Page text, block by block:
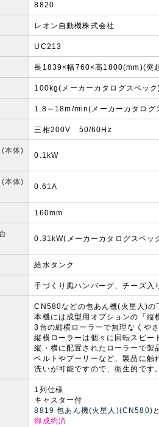
8820
レオン自動機株式会社
UC213
長1839×幅760×高1800(mm)(突
100kg(メーカーカタログスペック
1.8～18m/min(メーカーカタログ
三相200V 50/60Hz
(本体)
0.1kW
(本体)
0.61A
160mm
0.31kW(メーカーカタログスペッ
給水タンク
手づくり風ハンバーグ、チーズ入
CN580などの包あん機(火星人)の
本機には成型用オプションの「縦
3台の縦横ローラーで無理なくや
縦横ローラーは個々に回転スピー
縦・横に配置されたローラーで製
ベルトやプーリーなど、製品に触
洗いが可能ですので、衛生的です。
1列仕様
キャスター付
8819 包あん機(火星人)(CN580)
御成約済